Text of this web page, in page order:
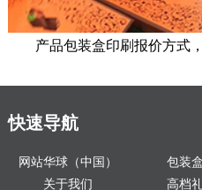
产品包装盒印刷报价方式
快速导航
网站华球（中国）
关于我们
包装
高档